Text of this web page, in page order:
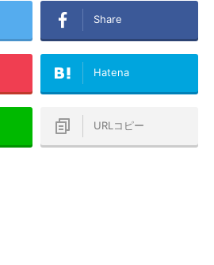
Share
Hatena
URLコピー